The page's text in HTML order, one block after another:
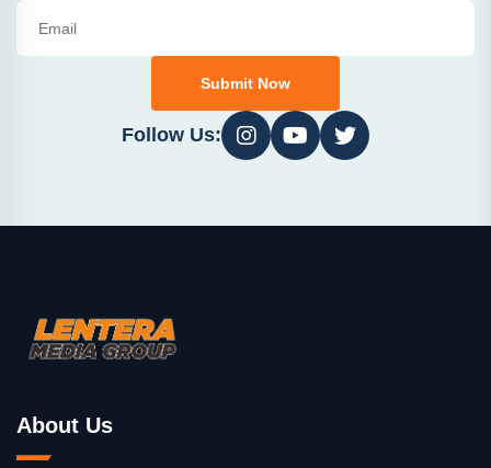
Submit Now
Follow Us:
About Us